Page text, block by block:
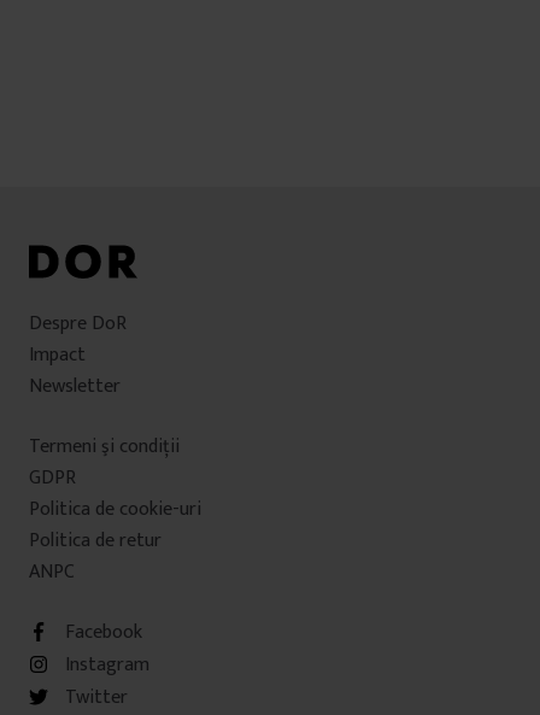
Despre DoR
Impact
Newsletter
Termeni şi condiţii
GDPR
Politica de cookie-uri
Politica de retur
ANPC
Facebook
Instagram
Twitter